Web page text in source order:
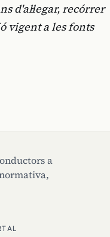
d'al·legar, recórrer
vigent a les fonts
a